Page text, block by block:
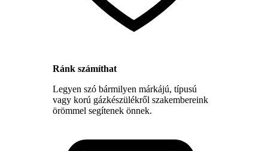
Ránk számíthat
Legyen szó bármilyen márkájú, típusú
vagy korú gázkészülékről szakembereink
örömmel segítenek önnek.